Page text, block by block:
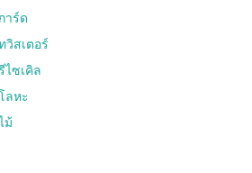
าร์ด
สเตอร์
ซเคิล
ลหะ
ม้